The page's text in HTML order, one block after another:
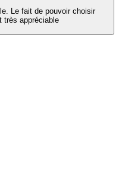
Le fait de pouvoir choisir
très appréciable